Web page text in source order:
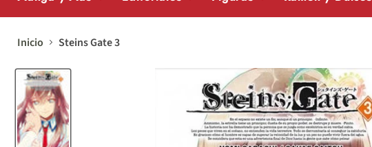
Inicio Steins Gate 3